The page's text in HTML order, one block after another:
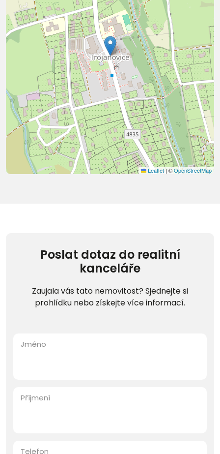
Leaflet| ©OpenStreetMap
Poslat dotaz do realitní
kanceláře
Zaujala vás tato nemovitost? Sjednejte si
prohlídku nebo získejte více informací.
Jméno
Příjmení
Telefon